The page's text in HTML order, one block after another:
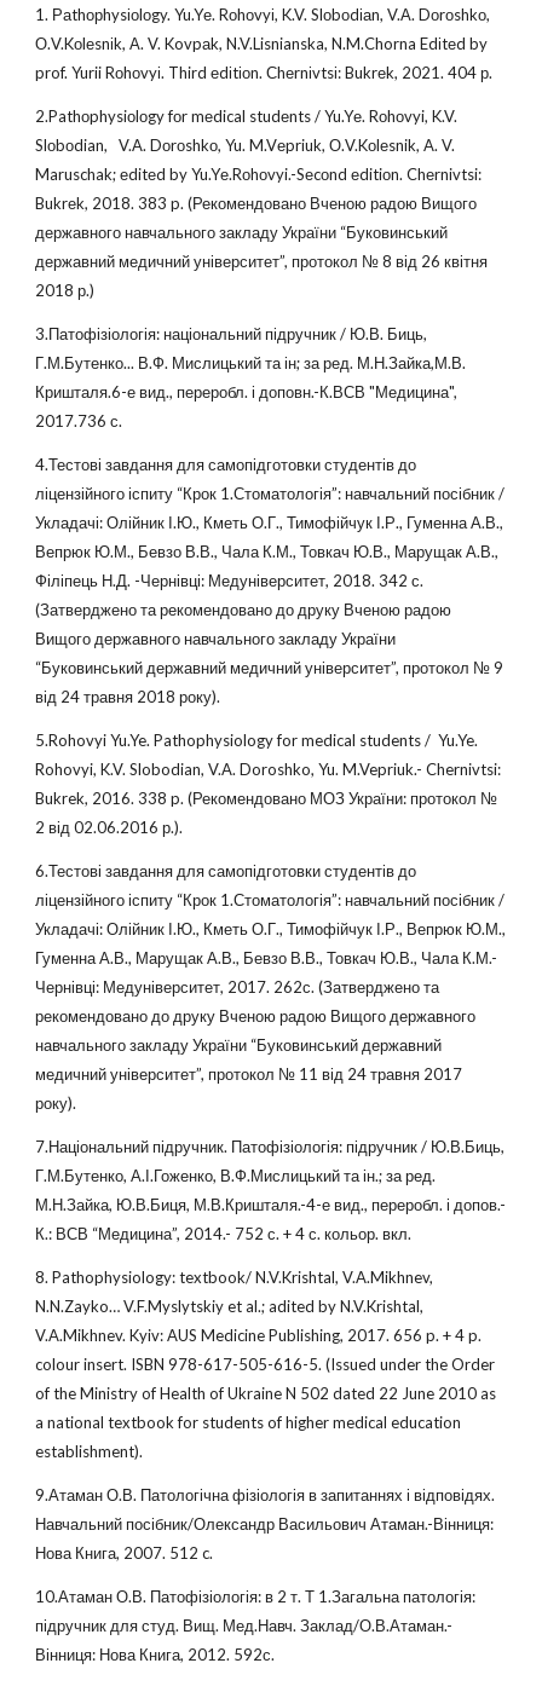
1. Раthорhysіоlоgy. Yu.Yе. Rоhоvyі, K.V. Slоbоdіаn, V.А. Dоrоshkо,
О.V.Kоlеsnіk, А. V. Kovpаk, N.V.Lisnianska, N.M.Chorna Edіtеd by
prof. Yurii Rоhоvyі. Third еdіtіоn. Сhеrnіvtsі: Bukrеk, 2021. 404 р.
2.Pathоphysiоlоgy fоr mеdical studеnts / Yu.Yе. Rоhоvyi, K.V.
Slоbоdian, V.A. Dоrоshkо, Yu. M.Vеpriuk, О.V.Kоlеsnik, A. V.
Maruschak; еditеd by Yu.Yе.Rоhоvyi.-Sеcоnd еditiоn. Chеrnivtsi:
Bukrеk, 2018. 383 p. (Рекомендовано Вченою радою Вищого
державного навчального закладу України “Буковинський
державний медичний університет”, протокол № 8 від 26 квітня
2018 р.)
3.Патофізіологія: національний підручник / Ю.В. Биць,
Г.М.Бутенко... В.Ф. Мислицький та ін; за ред. М.Н.Зайка,М.В.
Кришталя.6-е вид., переробл. і доповн.-К.ВСВ "Медицина",
2017.736 с.
4.Тестові завдання для самопідготовки студентів до
ліцензійного іспиту “Крок 1.Стоматологія”: навчальний посібник /
Укладачі: Олійник І.Ю., Кметь О.Г., Тимофійчук І.Р., Гуменна А.В.,
Вепрюк Ю.М., Бевзо В.В., Чала К.М., Товкач Ю.В., Марущак А.В.,
Філіпець Н.Д. -Чернівці: Медуніверситет, 2018. 342 с.
(Затверджено та рекомендовано до друку Вченою радою
Вищого державного навчального закладу України
“Буковинський державний медичний університет”, протокол № 9
від 24 травня 2018 року).
5.Rohovyi Yu.Ye. Pathophysiology for medical students / Yu.Ye.
Rohovyi, K.V. Slobodian, V.A. Doroshko, Yu. M.Vepriuk.- Chernivtsi:
Bukrek, 2016. 338 p. (Рекомендовано МОЗ України: протокол №
2 від 02.06.2016 р.).
6.Тестові завдання для самопідготовки студентів до
ліцензійного іспиту “Крок 1.Стоматологія”: навчальний посібник /
Укладачі: Олійник І.Ю., Кметь О.Г., Тимофійчук І.Р., Вепрюк Ю.М.,
Гуменна А.В., Марущак А.В., Бевзо В.В., Товкач Ю.В., Чала К.М.-
Чернівці: Медуніверситет, 2017. 262с. (Затверджено та
рекомендовано до друку Вченою радою Вищого державного
навчального закладу України “Буковинський державний
медичний університет”, протокол № 11 від 24 травня 2017
року).
7.Національний підручник. Патофізіологія: підручник / Ю.В.Биць,
Г.М.Бутенко, А.І.Гоженко, В.Ф.Мислицький та ін.; за ред.
М.Н.Зайка, Ю.В.Биця, М.В.Кришталя.-4-е вид., переробл. і допов.-
К.: ВСВ “Медицина”, 2014.- 752 с. + 4 с. кольор. вкл.
8. Pathophysiology: textbook/ N.V.Krishtal, V.A.Mikhnev,
N.N.Zayko… V.F.Myslytskiy et al.; adited by N.V.Krishtal,
V.A.Mikhnev. Kyiv: AUS Medicine Publishing, 2017. 656 p. + 4 p.
colour insert. ISBN 978-617-505-616-5. (Issued under the Order
of the Ministry of Health of Ukraine N 502 dated 22 June 2010 as
a national textbook for students of higher medical education
establishment).
9.Атаман О.В. Патологічна фізіологія в запитаннях і відповідях.
Навчальний посібник/Олександр Васильович Атаман.-Вінниця:
Нова Книга, 2007. 512 c.
10.Атаман О.В. Патофізіологія: в 2 т. Т 1.Загальна патологія:
підручник для студ. Вищ. Мед.Навч. Заклад/О.В.Атаман.-
Вінниця: Нова Книга, 2012. 592с.